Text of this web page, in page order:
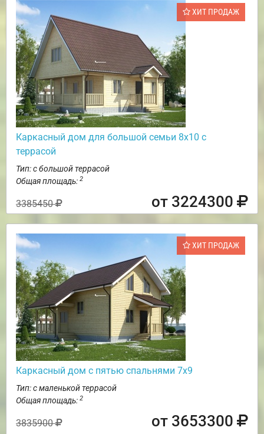
ХИТ ПРОДАЖ
Каркасный дом для большой семьи 8х10 с
террасой
Тип: с большой террасой
Общая площадь: 2
3385450 от 3224300
ХИТ ПРОДАЖ
Каркасный дом с пятью спальнями 7х9
Тип: с маленькой террасой
Общая площадь: 2
3835900 от 3653300